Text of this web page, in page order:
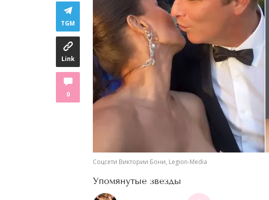
TGM
Link
0
Соцсети Виктории Бони, Legion-Media
Упомянутые звезды